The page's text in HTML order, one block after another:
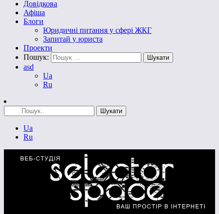
Довідкова
Афіша
Блоги
Юридичні питання у сфері ЖКГ
Запитай у юриста
Проекти
Пошук:
asd
Ua
Ru
Ua
Ru